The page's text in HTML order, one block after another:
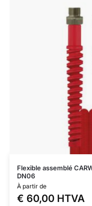
Flexible assemblé
DN06
À partir de
€ 60,00HTVA